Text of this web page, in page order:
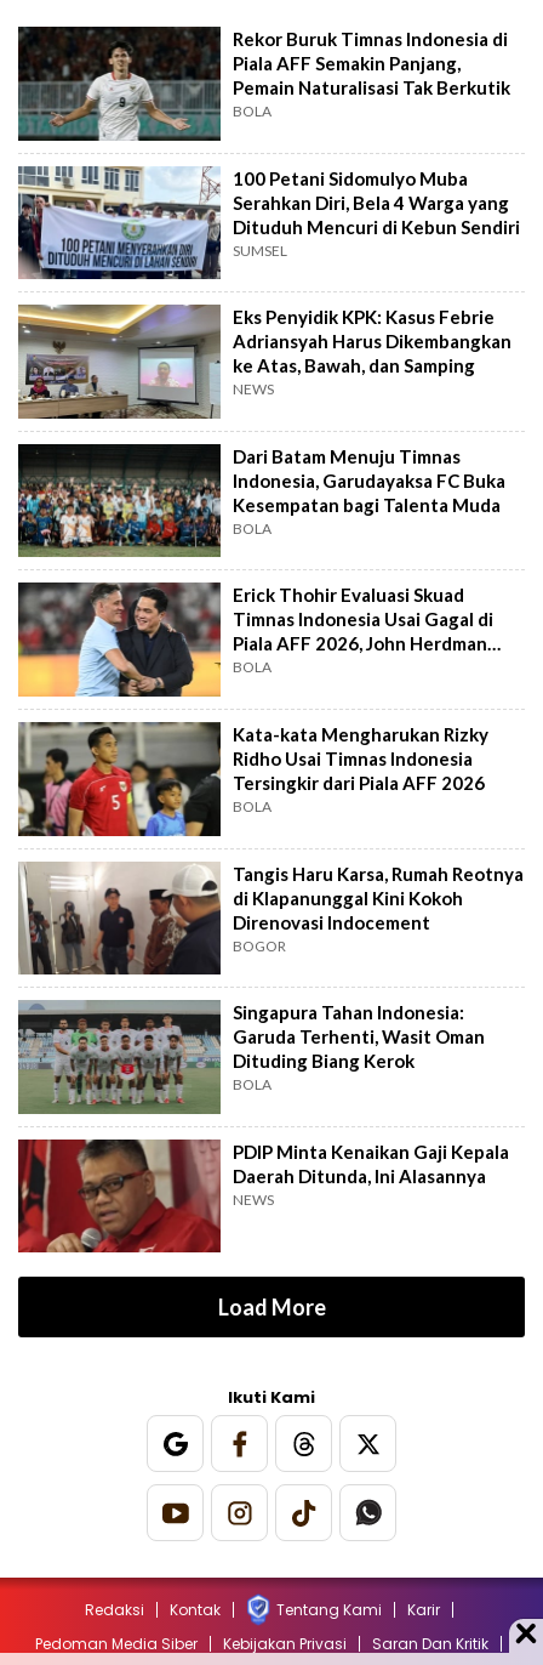
Rekor Buruk Timnas Indonesia di
Piala AFF Semakin Panjang,
Pemain Naturalisasi Tak Berkutik
BOLA
100 Petani Sidomulyo Muba
Serahkan Diri, Bela 4 Warga yang
Dituduh Mencuri di Kebun Sendiri
SUMSEL
Eks Penyidik KPK: Kasus Febrie
Adriansyah Harus Dikembangkan
ke Atas, Bawah, dan Samping
NEWS
Dari Batam Menuju Timnas
Indonesia, Garudayaksa FC Buka
Kesempatan bagi Talenta Muda
BOLA
Erick Thohir Evaluasi Skuad
Timnas Indonesia Usai Gagal di
Piala AFF 2026, John Herdman
Out?
BOLA
Kata-kata Mengharukan Rizky
Ridho Usai Timnas Indonesia
Tersingkir dari Piala AFF 2026
BOLA
Tangis Haru Karsa, Rumah Reotnya
di Klapanunggal Kini Kokoh
Direnovasi Indocement
BOGOR
Singapura Tahan Indonesia:
Garuda Terhenti, Wasit Oman
Dituding Biang Kerok
BOLA
PDIP Minta Kenaikan Gaji Kepala
Daerah Ditunda, Ini Alasannya
NEWS
Load More
Ikuti Kami
Redaksi Kontak Tentang Kami
Karir
Pedoman Media Siber
Kebijakan Privasi Saran Dan Kritik